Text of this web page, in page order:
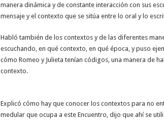
manera dinámica y de constante interacción con sus
mensaje y el contexto que se sitúa entre lo oral y lo
Habló también de los contextos y de las diferentes
escuchando, en qué contexto, en qué época, y puso
cómo Romeo y Julieta tenían códigos, una manera de
contexto.
Explicó cómo hay que conocer los contextos para no
medular que ocupa a este Encuentro, dijo que ahí se